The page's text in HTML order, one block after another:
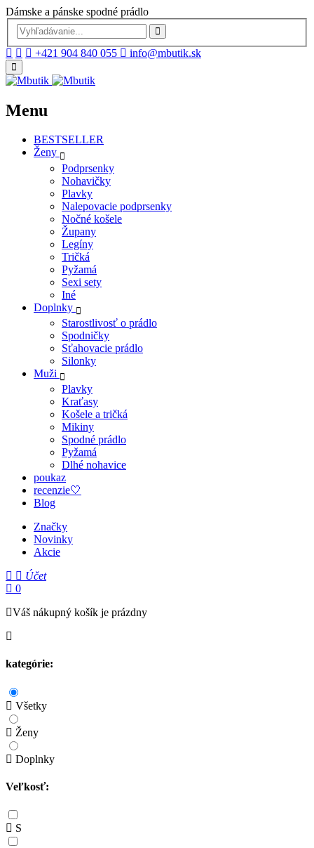
Dámske a pánske spodné prádlo
+421 904 840 055 info@mbutik.sk
Menu
BESTSELLER
Ženy
Podprsenky
Nohavičky
Plavky
Nalepovacie podprsenky
Nočné košele
Župany
Legíny
Tričká
Pyžamá
Sexi sety
Iné
Doplnky
Starostlivosť o prádlo
Spodničky
Sťahovacie prádlo
Silonky
Muži
Plavky
Kraťasy
Košele a tričká
Mikiny
Spodné prádlo
Pyžamá
Dlhé nohavice
poukaz
recenzie🤍
Blog
Značky
Novinky
Akcie
Účet
0
Váš nákupný košík je prázdny
kategórie:
Všetky
Ženy
Doplnky
Veľkosť:
S